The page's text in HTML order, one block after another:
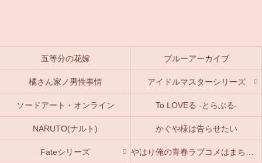
五等分の花嫁 ブルーアーカイブ
橘さん家ノ男性事情 アイドルマスターシリーズ
ソードアート・オンライン To LOVEる -とらぶる-
NARUTO(ナルト) かぐや様は告らせたい
Fateシリーズ